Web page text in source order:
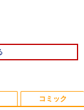
テ魔族ばかりだ
コミック